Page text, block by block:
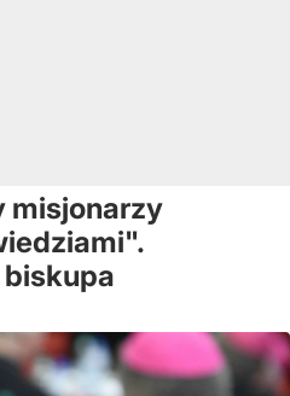
misjonarzy
biskupa